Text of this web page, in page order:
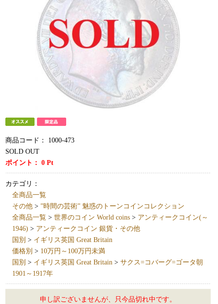
商品コード：
1000-473
SOLD OUT
ポイント：0 Pt
カテゴリ：
全商品一覧
その他 >”時間の芸術” 魅惑のトーンコインコレクション
全商品一覧 >世界のコイン World coins > アンティークコイン(～
1946) > アンティークコイン 銀貨・その他
国別 > イギリス英国 Great Britain
価格別 > 10万円～100万円未満
国別 > イギリス英国 Great Britain >サクス=コバーグ=ゴータ朝
1901～1917年
申し訳ございませんが、只今品切れ中です。